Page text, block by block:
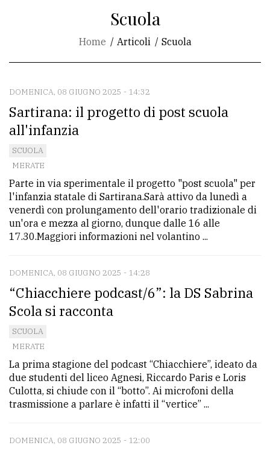
CONTATTI
La
redazione
Scrivici
Per
la
tua
pubblicità
CERCA
Cerca
per
comune
Ricerca
avanzata
TESTATE
Scuola
Home Articoli Scuola
DOMENICA, 08 GIUGNO 2025 - 14:32
Sartirana: il progetto di post scuola
all'infanzia
SCUOLA
MERATE
Parte in via sperimentale il progetto "post scuola" per
l'infanzia statale di Sartirana.Sarà attivo da lunedì a
venerdì con prolungamento dell'orario tradizionale di
un'ora e mezza al giorno, dunque dalle 16 alle
17.30.Maggiori informazioni nel volantino ...
DOMENICA, 08 GIUGNO 2025 - 14:28
“Chiacchiere podcast/6”: la DS Sabrina
Scola si racconta
SCUOLA
MERATE
La prima stagione del podcast “Chiacchiere”, ideato da
due studenti del liceo Agnesi, Riccardo Paris e Loris
Culotta, si chiude con il “botto”. Ai microfoni della
trasmissione a parlare è infatti il “vertice” ...
DOMENICA, 08 GIUGNO 2025 - 12:00